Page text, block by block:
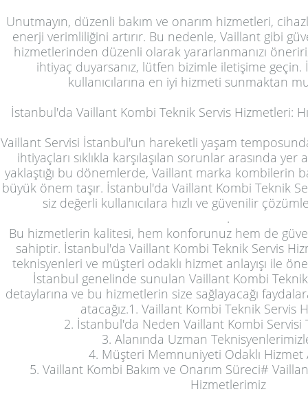
Unutmayın, düzenli bakım ve onarım hizmetleri,
enerji verimliliğini artırır. Bu nedenle, Vaillant gibi
hizmetlerinden düzenli olarak yararlanmanızı
ihtiyaç duyarsanız, lütfen bizimle iletişime
kullanıcılarına en iyi hizmeti sunmaktan
İstanbul'da Vaillant Kombi Teknik Servis Hizmetleri:
Vaillant Servisi İstanbul'un hareketli yaşam
ihtiyaçları sıklıkla karşılaşılan sorunlar arasında yer
yaklaştığı bu dönemlerde, Vaillant marka kombilerin
büyük önem taşır. İstanbul'da Vaillant Kombi Teknik
siz değerli kullanıcılara hızlı ve güvenilir
.
Bu hizmetlerin kalitesi, hem konforunuz hem de
sahiptir. İstanbul'da Vaillant Kombi Teknik Servis
teknisyenleri ve müşteri odaklı hizmet anlayışı ile öne
İstanbul genelinde sunulan Vaillant Kombi
detaylarına ve bu hizmetlerin size sağlayacağı
atacağız.1. Vaillant Kombi Teknik Servis
2. İstanbul'da Neden Vaillant Kombi Servisi
3. Alanında Uzman
4. Müşteri Memnuniyeti Odaklı Hizmet
5. Vaillant Kombi Bakım ve Onarım Süreci#
Hizmetlerimiz